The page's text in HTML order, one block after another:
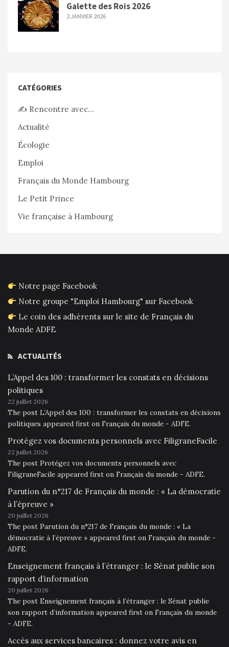
Galette des Rois 2026
2 JANVIER 2026
CATÉGORIES
✍️ Rencontre avec…
Actualité
Écologie
Emploi
Français du Monde Hambourg
Le Petit Prince
Vie française à Hambourg
Notre page Facebook
Notre groupe "Emploi Hambourg" sur Facebook
Le coin des adhérents sur le site de Français du
Monde ADFE
ACTUALITÉS
L’Appel des 100 : transformer les constats en décisions
politiques
22 juillet 2026
The post L’Appel des 100 : transformer les constats en décisions
politiques appeared first on Français du monde - ADFE.
Protégez vos documents personnels avec FiligraneFacile
22 juillet 2026
The post Protégez vos documents personnels avec
FiligraneFacile appeared first on Français du monde - ADFE.
Parution du n°217 de Français du monde : « La démocratie
à l’épreuve »
20 juillet 2026
The post Parution du n°217 de Français du monde : « La
démocratie à l’épreuve » appeared first on Français du monde -
ADFE.
Enseignement français à l’étranger : le Sénat publie son
rapport d’information
20 juillet 2026
The post Enseignement français à l’étranger : le Sénat publie
son rapport d’information appeared first on Français du monde
- ADFE.
Accès aux services bancaires : donnez votre avis en